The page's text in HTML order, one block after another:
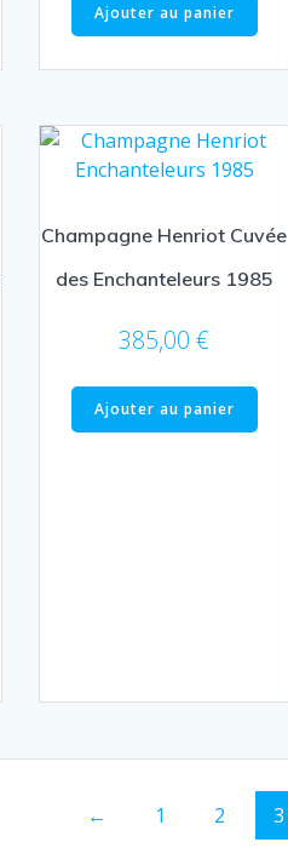
Ajouter au panier
Champagne Henriot Cuvée
des Enchanteleurs 1985
385,00€
Ajouter au panier
← 1 2 3